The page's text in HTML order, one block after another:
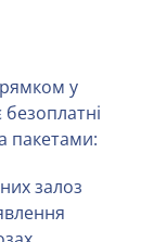
у
пакетами:
залоз